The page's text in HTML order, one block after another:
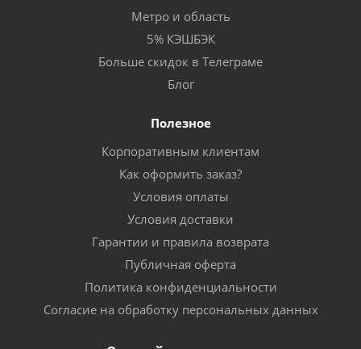
Метро и область
5% КЭШБЭК
Больше скидок в Телеграме
Блог
Полезное
Корпоративным клиентам
Как оформить заказ?
Условия оплаты
Условия доставки
Гарантии и правила возврата
Публичная оферта
Политика конфиденциальности
Согласие на обработку персональных данных